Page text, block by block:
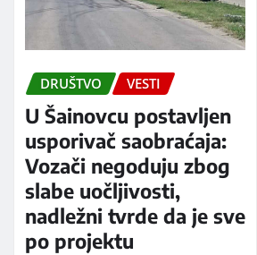
DRUŠTVO VESTI
U Šainovcu postavljen
usporivač saobraćaja:
Vozači negoduju zbog
slabe uočljivosti,
nadležni tvrde da je sve
po projektu